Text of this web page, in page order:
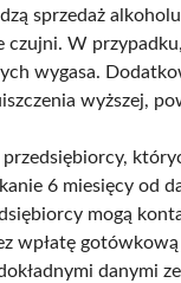
sprzedaż
W
wygasa.
wyższej,
6 miesięcy od
mogą
wpłatę
danymi